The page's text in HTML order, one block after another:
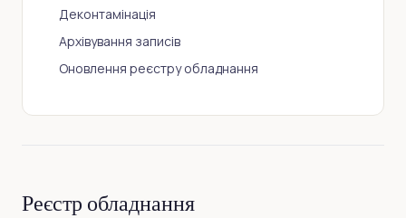
Деконтамінація
Архівування записів
Оновлення реєстру обладнання
Реєстр обладнання